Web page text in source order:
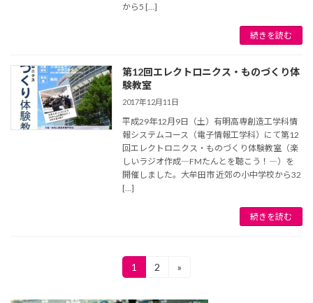
から5 […]
続きを読む
第12回エレクトロニクス・ものづくり体
験教室
2017年12月11日
平成29年12月9日（土）有明高専創造工学科情
報システムコース（電子情報工学科）にて第12
回エレクトロニクス・ものづくり体験教室（楽
しいラジオ作成―FMたんとを聴こう！―）を
開催しました。大牟田市 近郊の小中学校から32
[…]
続きを読む
固
定
1
固
2 »